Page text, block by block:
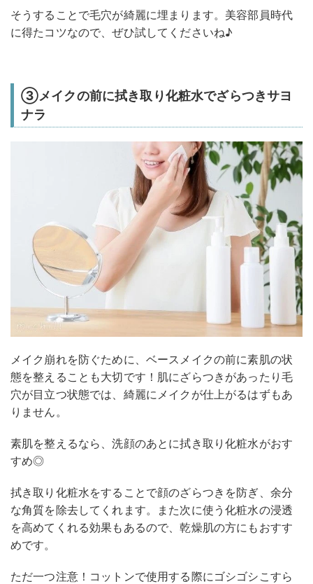
そうすることで毛穴が綺麗に埋まります。美容部員時代
に得たコツなので、ぜひ試してくださいね♪
③メイクの前に拭き取り化粧水でざらつきサヨ
ナラ
メイク崩れを防ぐために、ベースメイクの前に素肌の状
態を整えることも大切です！肌にざらつきがあったり毛
穴が目立つ状態では、綺麗にメイクが仕上がるはずもあ
りません。
素肌を整えるなら、洗顔のあとに拭き取り化粧水がおす
すめ◎
拭き取り化粧水をすることで顔のざらつきを防ぎ、余分
な角質を除去してくれます。また次に使う化粧水の浸透
を高めてくれる効果もあるので、乾燥肌の方にもおすす
めです。
ただ一つ注意！コットンで使用する際にゴシゴシこすら